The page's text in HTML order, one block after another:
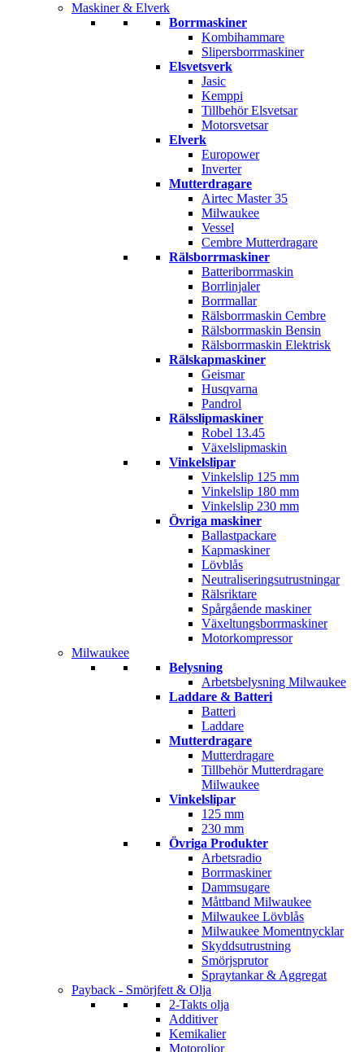
Maskiner & Elverk
Borrmaskiner
Kombihammare
Slipersborrmaskiner
Elsvetsverk
Jasic
Kemppi
Tillbehör Elsvetsar
Motorsvetsar
Elverk
Europower
Inverter
Mutterdragare
Airtec Master 35
Milwaukee
Vessel
Cembre Mutterdragare
Rälsborrmaskiner
Batteriborrmaskin
Borrlinjaler
Borrmallar
Rälsborrmaskin Cembre
Rälsborrmaskin Bensin
Rälsborrmaskin Elektrisk
Rälskapmaskiner
Geismar
Husqvarna
Pandrol
Rälsslipmaskiner
Robel 13.45
Växelslipmaskin
Vinkelslipar
Vinkelslip 125 mm
Vinkelslip 180 mm
Vinkelslip 230 mm
Övriga maskiner
Ballastpackare
Kapmaskiner
Lövblås
Neutraliseringsutrustningar
Rälsriktare
Spårgående maskiner
Växeltungsborrmaskiner
Motorkompressor
Milwaukee
Belysning
Arbetsbelysning Milwaukee
Laddare & Batteri
Batteri
Laddare
Mutterdragare
Mutterdragare
Tillbehör Mutterdragare
Milwaukee
Vinkelslipar
125 mm
230 mm
Övriga Produkter
Arbetsradio
Borrmaskiner
Dammsugare
Måttband Milwaukee
Milwaukee Lövblås
Milwaukee Momentnycklar
Skyddsutrustning
Smörjsprutor
Spraytankar & Aggregat
Payback - Smörjfett & Olja
2-Takts olja
Additiver
Kemikalier
Motoroljor